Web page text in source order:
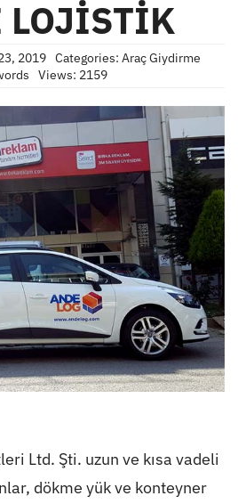
LOJİSTİK
2019 Categories: Araç Giydirme
Views: 2159
Ltd. Şti. uzun ve kısa vadeli
dökme yük ve konteyner